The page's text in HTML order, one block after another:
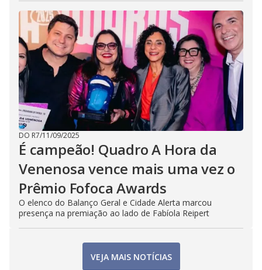
DO R7/11/09/2025
É campeão! Quadro A Hora da
Venenosa vence mais uma vez o
Prêmio Fofoca Awards
O elenco do Balanço Geral e Cidade Alerta marcou
presença na premiação ao lado de Fabíola Reipert
VEJA MAIS NOTÍCIAS